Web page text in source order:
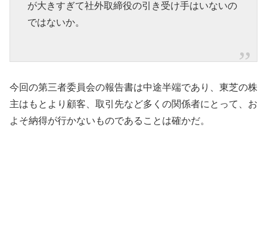
が大きすぎて社外取締役の引き受け手はいないの
ではないか。
今回の第三者委員会の報告書は中途半端であり、東芝の株
主はもとより顧客、取引先など多くの関係者にとって、お
よそ納得が行かないものであることは確かだ。